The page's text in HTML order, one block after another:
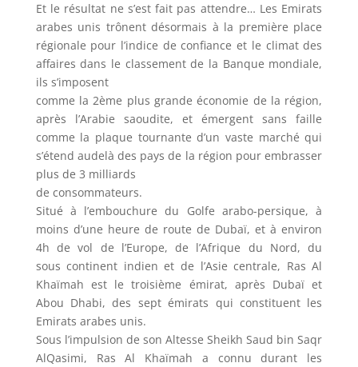
Et le résultat ne s’est fait pas attendre… Les Emirats
arabes unis trônent désormais à la première place
régionale pour l’indice de confiance et le climat des
affaires dans le classement de la Banque mondiale,
ils s’imposent
comme la 2ème plus grande économie de la région,
après l’Arabie saoudite, et émergent sans faille
comme la plaque tournante d’un vaste marché qui
s’étend audelà des pays de la région pour embrasser
plus de 3 milliards
de consommateurs.
Situé à l’embouchure du Golfe arabo-persique, à
moins d’une heure de route de Dubaï, et à environ
4h de vol de l’Europe, de l’Afrique du Nord, du
sous continent indien et de l’Asie centrale, Ras Al
Khaïmah est le troisième émirat, après Dubaï et
Abou Dhabi, des sept émirats qui constituent les
Emirats arabes unis.
Sous l’impulsion de son Altesse Sheikh Saud bin Saqr
AlQasimi, Ras Al Khaïmah a connu durant les